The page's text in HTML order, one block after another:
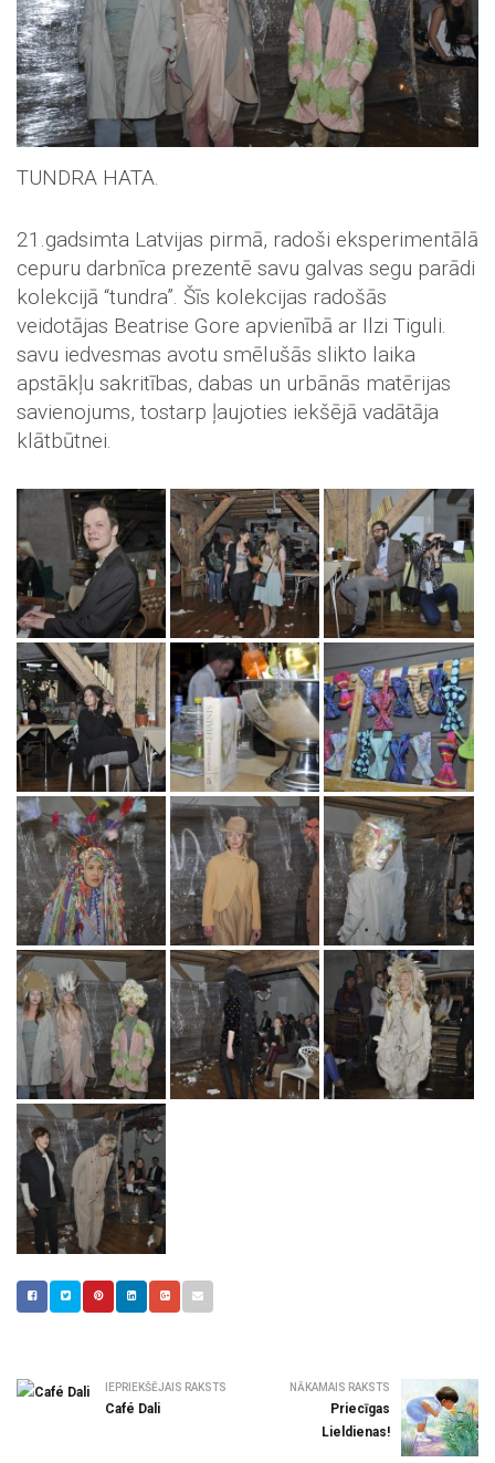
TUNDRA HATA.
21.gadsimta Latvijas pirmā, radoši eksperimentālā
cepuru darbnīca prezentē savu galvas segu parādi
kolekcijā “tundra”. Šīs kolekcijas radošās
veidotājas Beatrise Gore apvienībā ar Ilzi Tiguli.
savu iedvesmas avotu smēlušās slikto laika
apstākļu sakritības, dabas un urbānās matērijas
savienojums, tostarp ļaujoties iekšējā vadātāja
klātbūtnei.
IEPRIEKŠĒJAIS RAKSTS
Café Dali
NĀKAMAIS RAKSTS
Priecīgas
Lieldienas!